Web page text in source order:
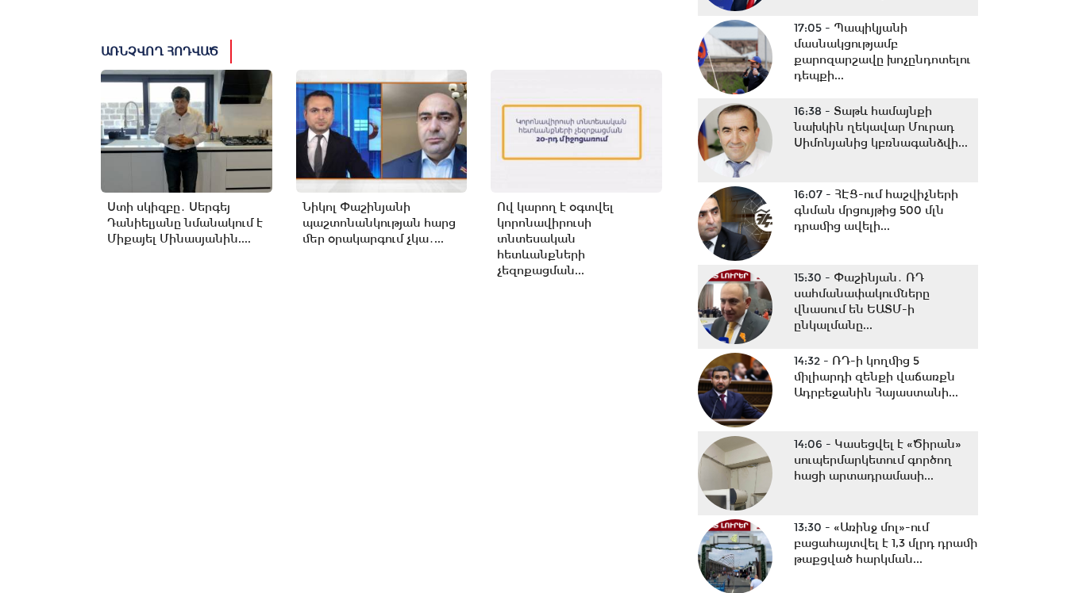
ԱՌՆՉՎՈՂ ՀՈԴՎԱԾ
Ստի սկիզբը․ Սերգեյ
Դանիելյանը նմանակում է
Միքայել Մինասյանին....
Նիկոլ Փաշինյանի
պաշտոնանկության հարց
մեր օրակարգում չկա․...
Ով կարող է օգտվել
կորոնավիրուսի
տնտեսական
հետևանքների
չեզոքացման...
17:05 - Պապիկյանի
մասնակցությամբ
քարոզարշավը խոչընդոտելու
դեպքի...
16:38 - Տաթև համայնքի
նախկին ղեկավար Մուրադ
Սիմոնյանից կբռնագանձվի...
16:07 - ՀԷՑ-ում հաշվիչների
գնման մրցույթից 500 մլն
դրամից ավելի...
15:30 - Փաշինյան․ ՌԴ
սահմանափակումները
վնասում են ԵԱՏՄ-ի
ընկալմանը...
14:32 - ՌԴ-ի կողմից 5
միլիարդի զենքի վաճառքն
Ադրբեջանին Հայաստանի...
14:06 - Կասեցվել է «Ծիրան»
սուպերմարկետում գործող
հացի արտադրամասի...
13:30 - «Առինջ մոլ»-ում
բացահայտվել է 1,3 մլրդ դրամի
թաքցված հարկման...